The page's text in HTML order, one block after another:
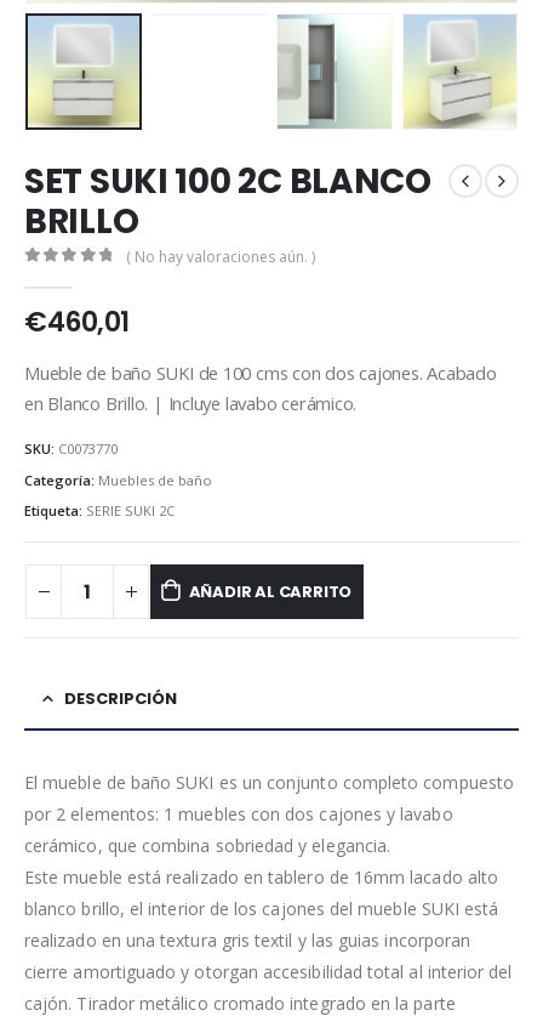
SET SUKI 100 2C BLANCO
BRILLO
( No hay valoraciones aún. )
€460,01
Mueble de baño SUKI de 100 cms con dos cajones. Acabado
en Blanco Brillo. | Incluye lavabo cerámico.
SKU: C0073770
Categoría: Muebles de baño
Etiqueta: SERIE SUKI 2C
AÑADIR AL CARRITO
DESCRIPCIÓN
El mueble de baño SUKI es un conjunto completo compuesto
por 2 elementos: 1 muebles con dos cajones y lavabo
cerámico, que combina sobriedad y elegancia.
Este mueble está realizado en tablero de 16mm lacado alto
blanco brillo, el interior de los cajones del mueble SUKI está
realizado en una textura gris textil y las guias incorporan
cierre amortiguado y otorgan accesibilidad total al interior del
cajón. Tirador metálico cromado integrado en la parte